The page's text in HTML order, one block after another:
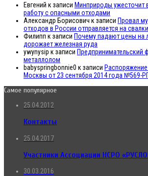
Евгений к записи Минприроды ужесточит
работу с опасными отходами
Александр Борисович к записи Провал
отходов в России отправляется на свалки
Филипп к записи Почему падают цены на
дорожает железная руда
ywynysip к записи Предпринимательский
металлолом
babyspringbonnie0 к записи
Москвы от 23 сентября 2014 года №569-
Самое популярное
25.04.2012
Контакты
25.04.2017
Участники Ассоциации НСРО
30.03.2016